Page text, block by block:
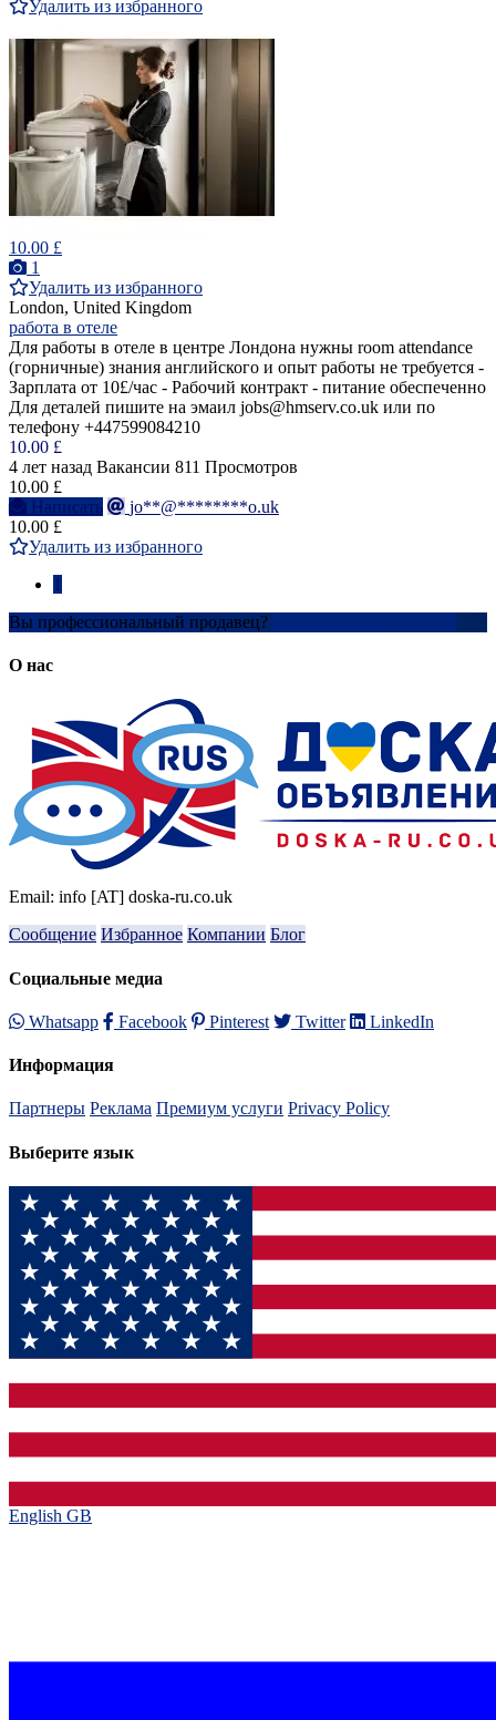
Удалить из избранного
10.00 £
1
Удалить из избранного
London, United Kingdom
работа в отеле
Для работы в отеле в центре Лондона нужны room attendance
(горничные) знания английского и опыт работы не требуется -
Зарплата от 10£/час - Рабочий контракт - питание обеспеченно
Для деталей пишите на эмаил jobs@hmserv.co.uk или по
телефону +447599084210
10.00 £
4 лет назад Вакансии 811 Просмотров
10.00 £
Написать
jo**@********o.uk
10.00 £
Удалить из избранного
Вы профессиональный продавец?
О нас
Email: info [AT] doska-ru.co.uk
Сообщение Избранное Компании Блог
Социальные медиа
Whatsapp Facebook Pinterest Twitter LinkedIn
Информация
Партнеры Реклама Премиум услуги Privacy Policy
Выберите язык
English GB‎